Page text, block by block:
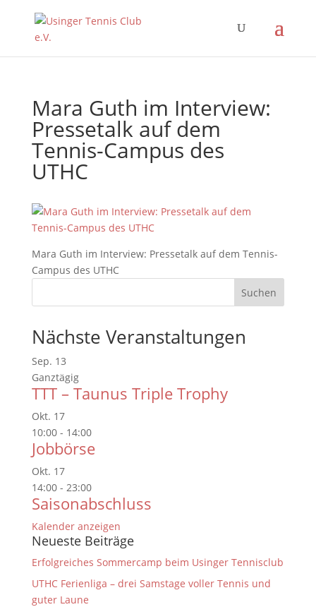
Mara Guth im Interview:
Pressetalk auf dem
Tennis-Campus des
UTHC
Mara Guth im Interview: Pressetalk auf dem Tennis-
Campus des UTHC
Nächste Veranstaltungen
Sep. 13
Ganztägig
TTT – Taunus Triple Trophy
Okt. 17
10:00- 14:00
Jobbörse
Okt. 17
14:00- 23:00
Saisonabschluss
Kalender anzeigen
Neueste Beiträge
Erfolgreiches Sommercamp beim Usinger Tennisclub
UTHC Ferienliga – drei Samstage voller Tennis und
guter Laune